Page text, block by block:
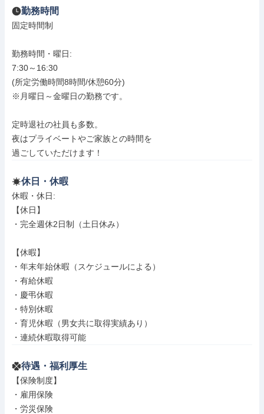
勤務時間
固定時間制
勤務時間・曜日:
7:30～16:30
(所定労働時間8時間/休憩60分)
※月曜日～金曜日の勤務です。
定時退社の社員も多数。
夜はプライベートやご家族との時間を
過ごしていただけます！
休日・休暇
休暇・休日:
【休日】
・完全週休2日制（土日休み）
【休暇】
・年末年始休暇（スケジュールによる）
・有給休暇
・慶弔休暇
・特別休暇
・育児休暇（男女共に取得実績あり）
・連続休暇取得可能
待遇・福利厚生
【保険制度】
・雇用保険
・労災保険